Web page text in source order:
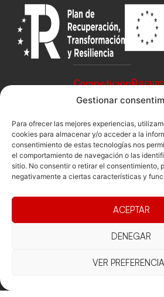
Gestionar
Para ofrecer las mejores experiencias,
cookies para almacenar y/o acceder a la
consentimiento de estas tecnologías nos
el comportamiento de navegación o las
sitio. No consentir o retirar el consentimiento,
negativamente a ciertas características y
ACEPTAR
DENEGAR
VER
Junta
directiva
Assemblea
general
Competicions
Competiciones
Competiciones
Playa
Vólei neu
Privacitat